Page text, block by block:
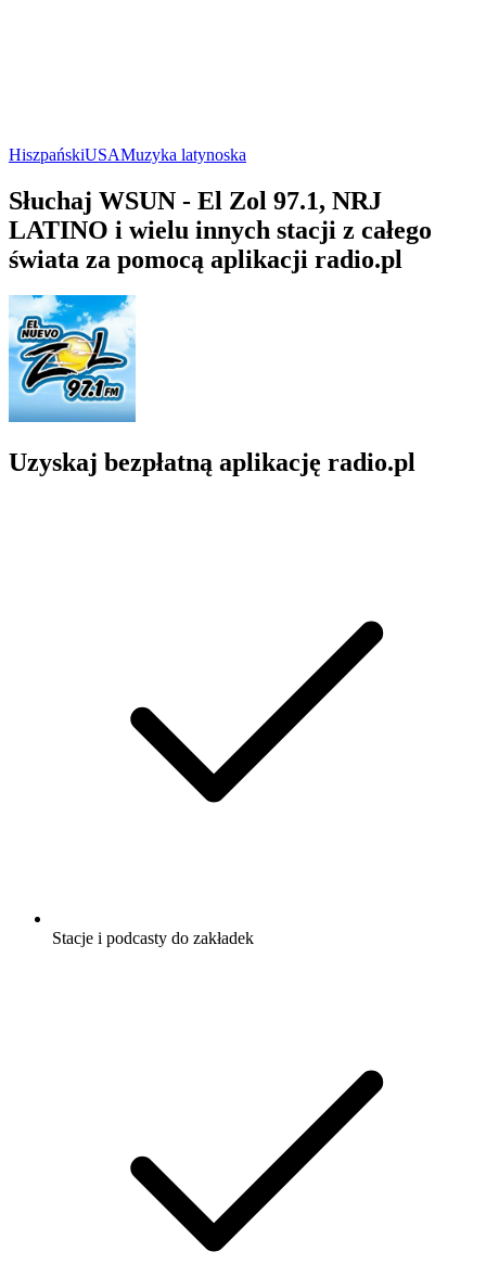
HiszpańskiUSAMuzyka latynoska
Słuchaj WSUN - El Zol 97.1, NRJ
LATINO i wielu innych stacji z całego
świata za pomocą aplikacji radio.pl
Uzyskaj bezpłatną aplikację radio.pl
Stacje i podcasty do zakładek